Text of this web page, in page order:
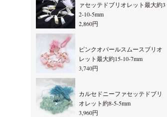
ァセッテドブリオレット最大約3
2-10-5mm
2,860円
ピンクオパールスムースブリオ
レット最大約15-10-7mm
3,740円
カルセドニーファセッテドブリ
オレット約8-5-5mm
3,960円